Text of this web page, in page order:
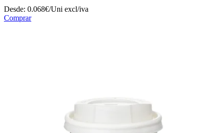
Desde: 0.068€/Uni excl/iva
Comprar